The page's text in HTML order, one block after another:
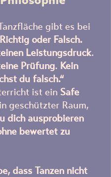
gibt es bei
oder Falsch.
Leistungsdruck.
Prüfung. Kein
du falsch.“
ist ein Safe
geschützter Raum,
dich ausprobieren
bewertet zu
dass Tanzen nicht